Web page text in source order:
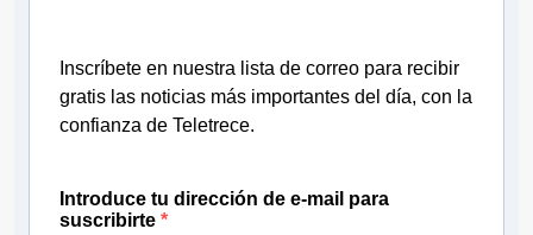
Inscríbete en nuestra lista de correo para recibir
gratis las noticias más importantes del día, con la
confianza de Teletrece.
Introduce tu dirección de e-mail para
suscribirte